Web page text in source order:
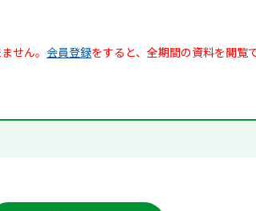
せん。 会員登録をすると、全期間の資料を閲覧